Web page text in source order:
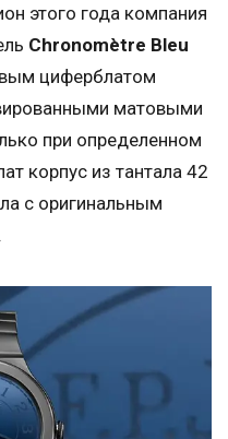
этого года компания
Chronomètre Bleu
циферблатом
матовыми
при определенном
корпус из тантала 42
с оригинальным